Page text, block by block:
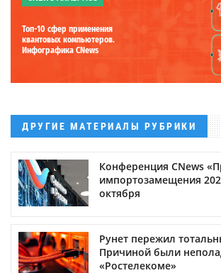
Топ-10 сфер применения
квантовых компьютеров.
Инфографика CNews
ДРУГИЕ МАТЕРИАЛЫ РУБРИКИ
Конференция CNews
импортозамещения
октября
Рунет пережил
Причиной были
«Ростелекоме»